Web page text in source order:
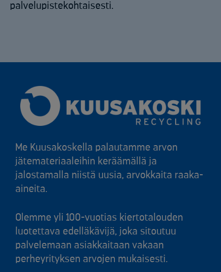
palvelupistekohtaisesti.
Me Kuusakoskella palautamme arvon
jätemateriaaleihin keräämällä ja
jalostamalla niistä uusia, arvokkaita raaka-
aineita.
Olemme yli 100-vuotias kiertotalouden
luotettava edelläkävijä, joka sitoutuu
palvelemaan asiakkaitaan vakaan
perheyrityksen arvojen mukaisesti.